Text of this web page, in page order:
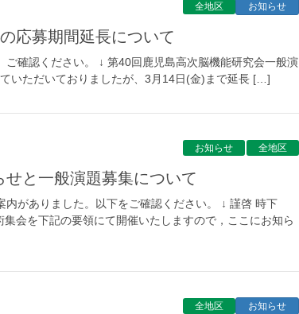
お知らせ
全地区
応募期間延長について
確認ください。 ↓ 第40回鹿児島高次脳機能研究会一般演
いただいておりましたが、3月14日(金)まで延長 […]
全地区
お知らせ
と一般演題募集について
がありました。以下をご確認ください。 ↓ 謹啓 時下
会を下記の要領にて開催いたしますので，ここにお知ら
お知らせ
全地区